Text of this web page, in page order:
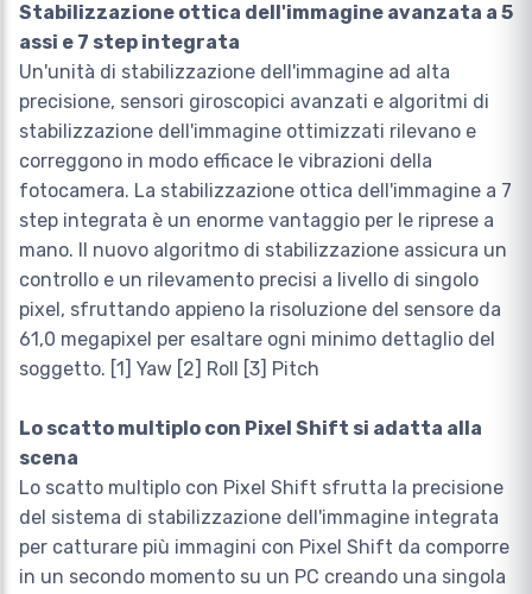
Stabilizzazione ottica dell'immagine avanzata a 5
assi e 7 step integrata
Un'unità di stabilizzazione dell'immagine ad alta
precisione, sensori giroscopici avanzati e algoritmi di
stabilizzazione dell'immagine ottimizzati rilevano e
correggono in modo efficace le vibrazioni della
fotocamera. La stabilizzazione ottica dell'immagine a 7
step integrata è un enorme vantaggio per le riprese a
mano. Il nuovo algoritmo di stabilizzazione assicura un
controllo e un rilevamento precisi a livello di singolo
pixel, sfruttando appieno la risoluzione del sensore da
61,0 megapixel per esaltare ogni minimo dettaglio del
soggetto. [1] Yaw [2] Roll [3] Pitch
Lo scatto multiplo con Pixel Shift si adatta alla
scena
Lo scatto multiplo con Pixel Shift sfrutta la precisione
del sistema di stabilizzazione dell'immagine integrata
per catturare più immagini con Pixel Shift da comporre
in un secondo momento su un PC creando una singola